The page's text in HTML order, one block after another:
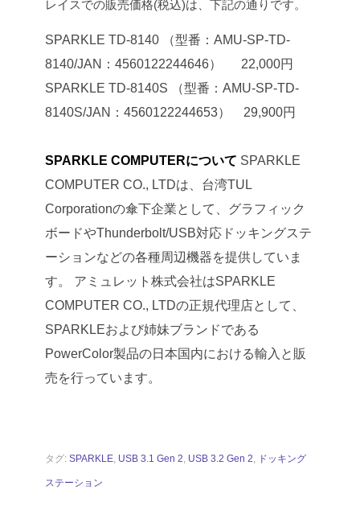
レイスでの販売価格(税込)は、下記の通りです。
SPARKLE TD-8140 （型番：AMU-SP-TD-
8140/JAN：4560122244646） 22,000円
SPARKLE TD-8140S （型番：AMU-SP-TD-
8140S/JAN：4560122244653） 29,900円
SPARKLE COMPUTERについて SPARKLE
COMPUTER CO., LTDは、台湾TUL
Corporationの傘下企業として、グラフィック
ボードやThunderbolt/USB対応ドッキングステ
ーションなどの各種周辺機器を提供していま
す。
アミュレット株式会社はSPARKLE
COMPUTER CO., LTDの正規代理店として、
SPARKLEおよび姉妹ブランドである
PowerColor製品の日本国内における輸入と販
売を行っています。
タグ: SPARKLE, USB 3.1 Gen 2, USB 3.2 Gen 2, ドッキング
ステーション